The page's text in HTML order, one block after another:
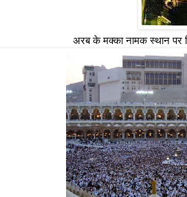
अरब के मक्का नामक स्थान पर